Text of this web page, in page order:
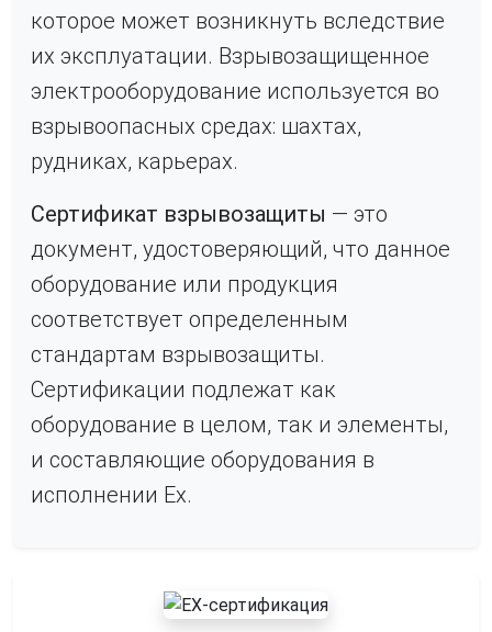
которое может возникнуть вследствие
их эксплуатации. Взрывозащищенное
электрооборудование используется во
взрывоопасных средах: шахтах,
рудниках, карьерах.
Сертификат взрывозащиты — это
документ, удостоверяющий, что данное
оборудование или продукция
соответствует определенным
стандартам взрывозащиты.
Сертификации подлежат как
оборудование в целом, так и элементы,
и составляющие оборудования в
исполнении Ех.